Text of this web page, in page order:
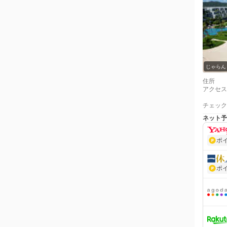
じゃらん
住所
アクセス
チェッ
ネット
ポ
ポ